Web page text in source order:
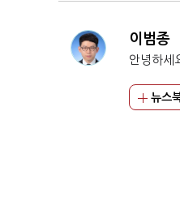
이범종
안녕하세
뉴스